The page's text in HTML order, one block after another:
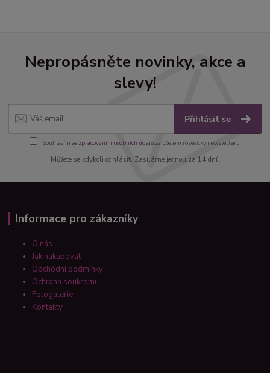
Nepropásněte novinky, akce a
slevy!
Přihlásit se
Souhlasím se zpracováním osobních údajůza účelem rozesílky newsletteru.
Můžete se kdykoli odhlásit. Zasíláme jednou za 14 dní.
Informace pro zákazníky
O nás
Jak nakupovat
Obchodní podmínky
Ochrana soukromí
Fotogalerie
Kontakty